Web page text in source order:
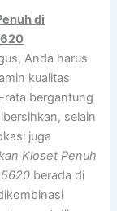
di
Anda harus
kualitas
rata bergantung
selain
juga
Kloset Penuh
berada di